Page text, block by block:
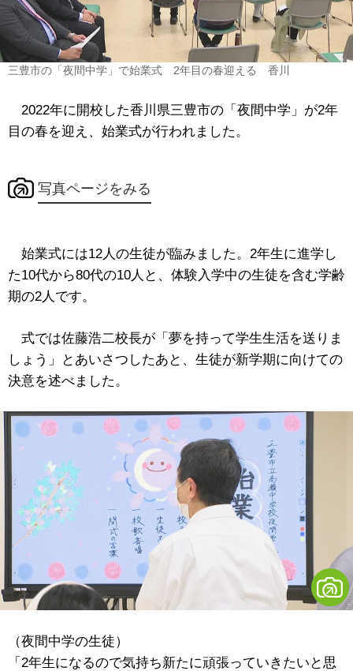
三豊市の「夜間中学」で始業式 2年目の春迎える 香川
2022年に開校した香川県三豊市の「夜間中学」が2年
目の春を迎え、始業式が行われました。
写真ページをみる
始業式には12人の生徒が臨みました。2年生に進学し
た10代から80代の10人と、体験入学中の生徒を含む学齢
期の2人です。
式では佐藤浩二校長が「夢を持って学生生活を送りま
しょう」とあいさつしたあと、生徒が新学期に向けての
決意を述べました。
（夜間中学の生徒）
「2年生になるので気持ち新たに頑張っていきたいと思